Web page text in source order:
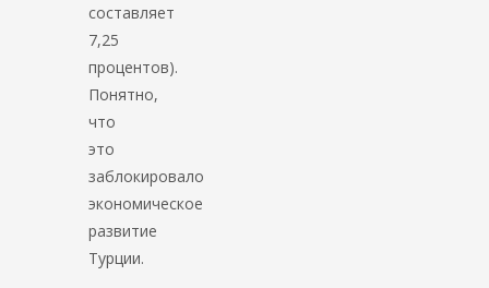
составляет
7,25
процентов).
Понятно,
что
это
заблокировало
экономическое
развитие
Турции.